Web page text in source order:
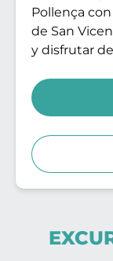
Pollença
de San
y disfrutar